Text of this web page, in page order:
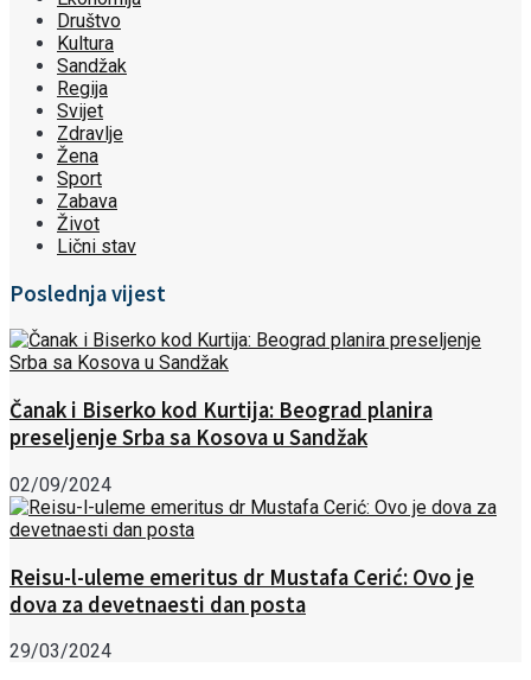
Društvo
Kultura
Sandžak
Regija
Svijet
Zdravlje
Žena
Sport
Zabava
Život
Lični stav
Poslednja vijest
Čanak i Biserko kod Kurtija: Beograd planira
preseljenje Srba sa Kosova u Sandžak
02/09/2024
Reisu-l-uleme emeritus dr Mustafa Cerić: Ovo je
dova za devetnaesti dan posta
29/03/2024